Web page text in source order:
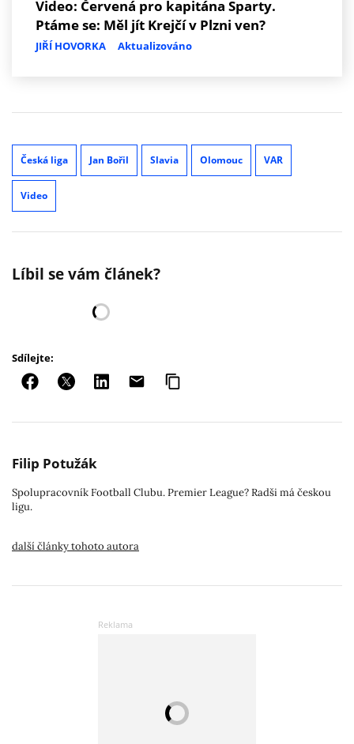
Video: Červená pro kapitána Sparty.
Ptáme se: Měl jít Krejčí v Plzni ven?
JIŘÍ HOVORKA Aktualizováno
Česká liga Jan Bořil Slavia Olomouc VAR
Video
Líbil se vám článek?
Sdílejte:
Filip Potužák
Spolupracovník Football Clubu. Premier League? Radši má českou
ligu.
další články tohoto autora